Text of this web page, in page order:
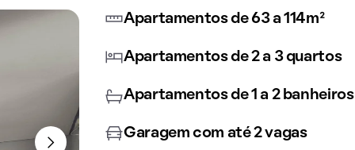
Apartamentos de 63 a 114m²
Apartamentos de 2 a 3 quartos
Apartamentos de 1 a 2 banheiros
Garagem com até 2 vagas